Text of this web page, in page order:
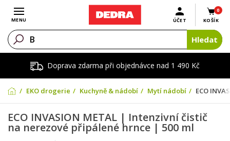
Doprava zdarma při objednávce nad 1 490 Kč
Otevřít menu
MENU
0
KOŠÍK
ÚČET
Hledat
EKO drogerie Kuchyně & nádobí Mytí nádobí ECO
ECO INVASION METAL | Intenzivní čistič
na nerezové připálené hrnce | 500 ml